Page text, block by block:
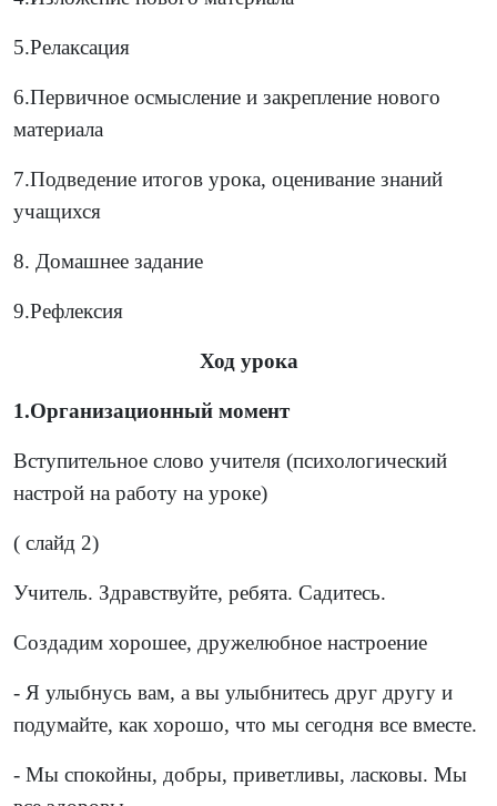
5.Релаксация
6.Первичное осмысление и закрепление нового
материала
7.Подведение итогов урока, оценивание знаний
учащихся
8. Домашнее задание
9.Рефлексия
Ход урока
1.Организационный момент
Вступительное слово учителя (психологический
настрой на работу на уроке)
( слайд 2)
Учитель. Здравствуйте, ребята. Садитесь.
Создадим хорошее, дружелюбное настроение
- Я улыбнусь вам, а вы улыбнитесь друг другу и
подумайте, как хорошо, что мы сегодня все вместе.
- Мы спокойны, добры, приветливы, ласковы. Мы